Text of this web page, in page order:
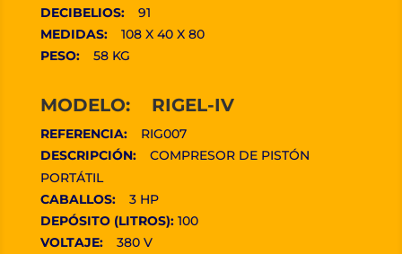
DECIBELIOS:
91
MEDIDAS:
108 X 40 X 80
PESO:
58 KG
MODELO: RIGEL-IV
REFERENCIA:
RIG007
DESCRIPCIÓN:
COMPRESOR DE PISTÓN
PORTÁTIL
CABALLOS:
3 HP
DEPÓSITO (LITROS): 100
VOLTAJE:
380 V